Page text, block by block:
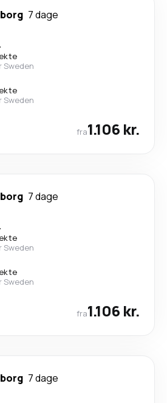
7 dage
Sweden
Sweden
fra1.106 kr.
7 dage
Sweden
Sweden
fra1.106 kr.
7 dage